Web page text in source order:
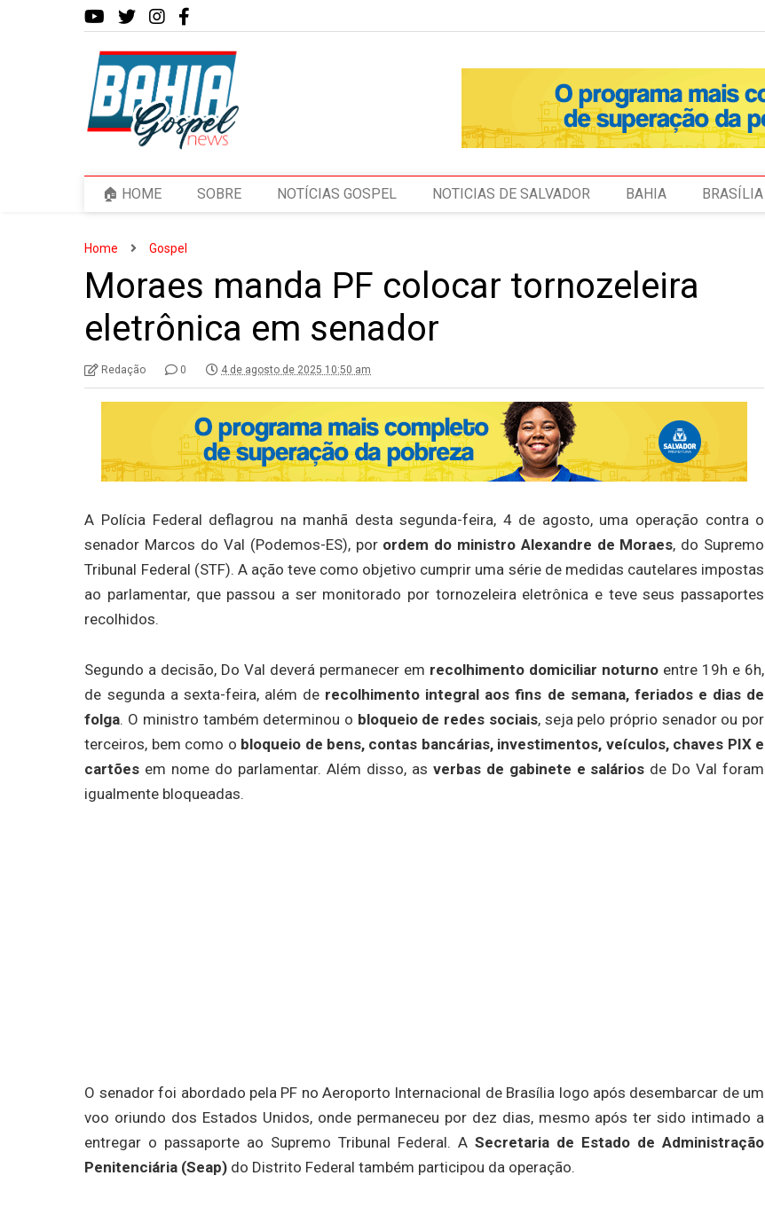
🏠 HOME SOBRE NOTÍCIAS GOSPEL NOTICIAS DE SALVADOR BAHIA BRASÍLIA
Home Gospel
Moraes manda PF colocar tornozeleira
eletrônica em senador
Redação 0 4 de agosto de 2025 10:50 am
A Polícia Federal deflagrou na manhã desta segunda-feira, 4 de agosto, uma operação contra o
senador Marcos do Val (Podemos-ES), por ordem do ministro Alexandre de Moraes, do Supremo
Tribunal Federal (STF). A ação teve como objetivo cumprir uma série de medidas cautelares impostas
ao parlamentar, que passou a ser monitorado por tornozeleira eletrônica e teve seus passaportes
recolhidos.
Segundo a decisão, Do Val deverá permanecer em recolhimento domiciliar noturno entre 19h e 6h,
de segunda a sexta-feira, além de recolhimento integral aos fins de semana, feriados e dias de
folga. O ministro também determinou o bloqueio de redes sociais, seja pelo próprio senador ou por
terceiros, bem como o bloqueio de bens, contas bancárias, investimentos, veículos, chaves PIX e
cartões em nome do parlamentar. Além disso, as verbas de gabinete e salários de Do Val foram
igualmente bloqueadas.
O senador foi abordado pela PF no Aeroporto Internacional de Brasília logo após desembarcar de um
voo oriundo dos Estados Unidos, onde permaneceu por dez dias, mesmo após ter sido intimado a
entregar o passaporte ao Supremo Tribunal Federal. ASecretaria de Estado de Administração
Penitenciária (Seap) do Distrito Federal também participou da operação.